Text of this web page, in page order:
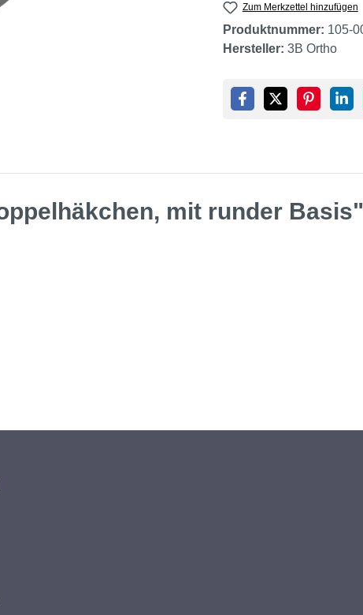
Zum Merkzettel hinzufügen
Produktnummer: 105-
Hersteller: 3B Ortho
mit runder Basis"